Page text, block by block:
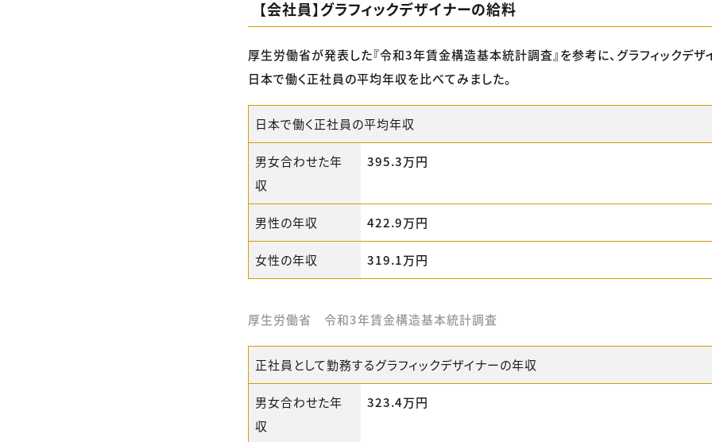
【会社員】グラフィックデザイナーの給料
厚生労働省が発表した『令和3年賃金構造基本統計調査』を参考に、グラフィックデ
日本で働く正社員の平均年収を比べてみました。
日本で働く正社員の平均年収
男女合わせた年
収
395.3万円
男性の年収 422.9万円
女性の年収 319.1万円
厚生労働省 令和3年賃金構造基本統計調査
正社員として勤務するグラフィックデザイナーの年収
男女合わせた年
収
323.4万円